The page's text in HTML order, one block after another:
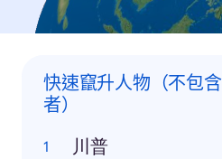
快速竄升人物（不包
者）
川普